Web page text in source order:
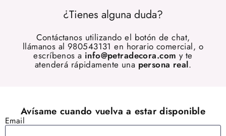
¿Tienes alguna duda?
Contáctanos utilizando el botón de chat,
llámanos al 980543131 en horario comercial, o
escríbenos a info@petradecora.com y te
atenderá rápidamente una persona real.